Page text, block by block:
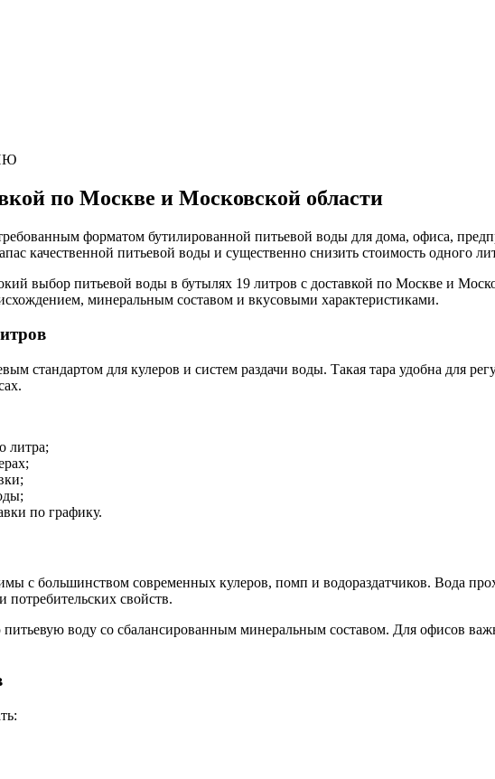
по Москве и Московской области
форматом бутилированной питьевой воды для дома, офиса,
качественной питьевой воды и существенно снизить стоимость одного
выбор питьевой воды в бутылях 19 литров с доставкой по Москве и
минеральным составом и вкусовыми характеристиками.
стандартом для кулеров и систем раздачи воды. Такая тара удобна для
литра;
по графику.
с большинством современных кулеров, помп и водораздатчиков. Вода
свойств.
воду со сбалансированным минеральным составом. Для офисов